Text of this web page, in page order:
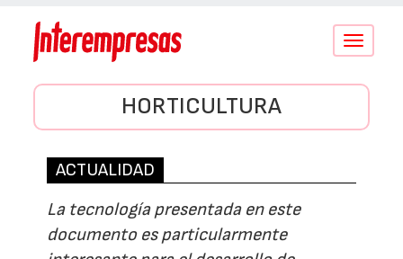
Conmutar
HORTICULTURA
ACTUALIDAD
La tecnología presentada en este
documento es particularmente